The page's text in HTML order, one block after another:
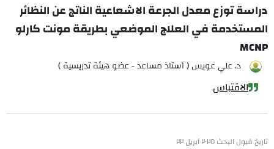
دراسة توزع معدل الجرعة الاشعاعية الناتج عن النظائر
المستخدمة في العلاج الموضعي بطريقة مونت كارلو
MCNP
د. علي عويس ( أستاذ مساعد - عضو هيئة تدريسية )
الاقتباس
تاريخ قبول البحث ٢٠٢٥ أبريل ٢٢